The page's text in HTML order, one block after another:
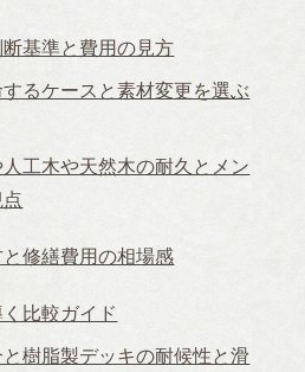
基準と費用の見方
るケースと素材変更を選ぶ
工木や天然木の耐久とメン
修繕費用の相場感
比較ガイド
樹脂製デッキの耐候性と滑